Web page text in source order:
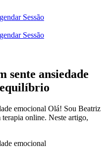
Sessão
Sessão
sente ansiedade
emocional Olá! Sou Beatriz
terapia online. Neste artigo,
emocional